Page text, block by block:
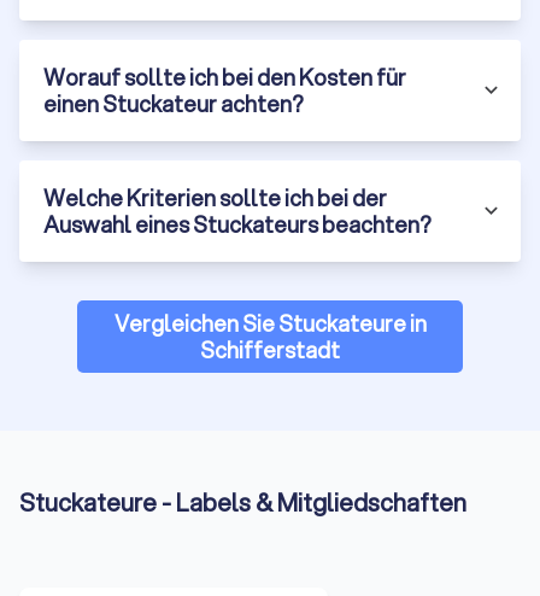
Worauf sollte ich bei den Kosten für
einen Stuckateur achten?
Welche Kriterien sollte ich bei der
Auswahl eines Stuckateurs beachten?
Vergleichen Sie Stuckateure in
Schifferstadt
Stuckateure - Labels & Mitgliedschaften